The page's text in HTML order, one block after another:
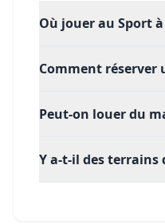
Où jouer au Sport
Comment réserver
Peut-on louer du
Y a-t-il des terrains